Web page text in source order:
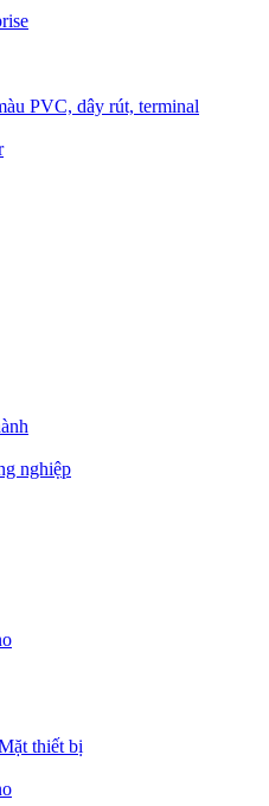
PVC, dây rút, terminal
nghiệp
thiết bị